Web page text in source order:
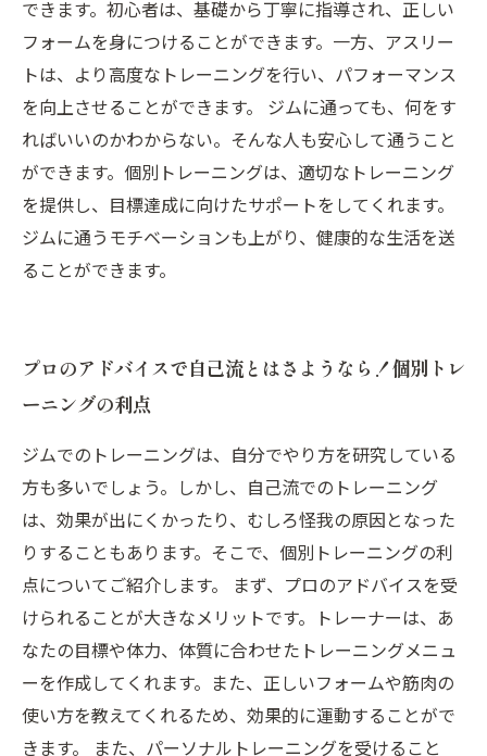
できます。初心者は、基礎から丁寧に指導され、正しい
フォームを身につけることができます。一方、アスリー
トは、より高度なトレーニングを行い、パフォーマンス
を向上させることができます。 ジムに通っても、何をす
ればいいのかわからない。そんな人も安心して通うこと
ができます。個別トレーニングは、適切なトレーニング
を提供し、目標達成に向けたサポートをしてくれます。
ジムに通うモチベーションも上がり、健康的な生活を送
ることができます。
プロのアドバイスで自己流とはさようなら！個別トレ
ーニングの利点
ジムでのトレーニングは、自分でやり方を研究している
方も多いでしょう。しかし、自己流でのトレーニング
は、効果が出にくかったり、むしろ怪我の原因となった
りすることもあります。そこで、個別トレーニングの利
点についてご紹介します。 まず、プロのアドバイスを受
けられることが大きなメリットです。トレーナーは、あ
なたの目標や体力、体質に合わせたトレーニングメニュ
ーを作成してくれます。また、正しいフォームや筋肉の
使い方を教えてくれるため、効果的に運動することがで
きます。 また、パーソナルトレーニングを受けること